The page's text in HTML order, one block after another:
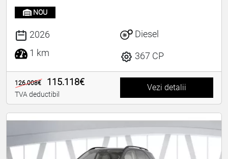
NOU
2026
1 km
Diesel
367 CP
126.008€ 115.118€
TVA deductibil
Vezi detalii